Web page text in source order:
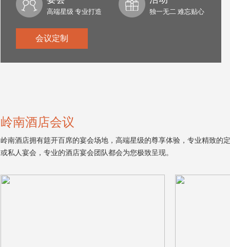
高端星级 专业打造 独一无二 难忘贴心
会议定制
岭南酒店会议
岭南酒店拥有筵开百席的宴会场地，高端星级的尊享体验，专业精致的
或私人宴会，专业的酒店宴会团队都会为您极致呈现。